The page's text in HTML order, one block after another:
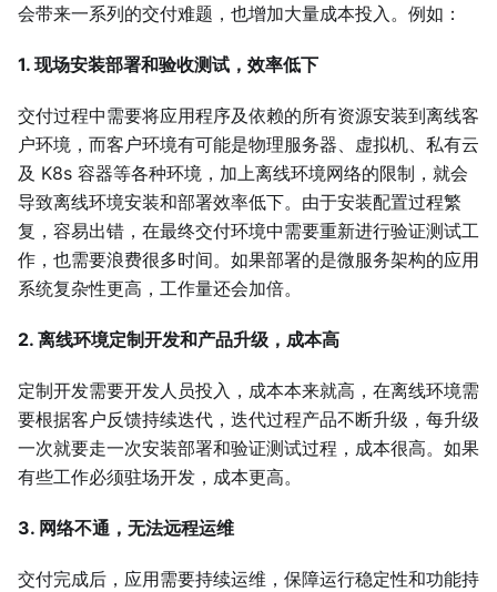
会带来一系列的交付难题，也增加大量成本投入。例如：
1. 现场安装部署和验收测试，效率低下
交付过程中需要将应用程序及依赖的所有资源安装到离线客
户环境，而客户环境有可能是物理服务器、虚拟机、私有云
及 K8s 容器等各种环境，加上离线环境网络的限制，就会
导致离线环境安装和部署效率低下。由于安装配置过程繁
复，容易出错，在最终交付环境中需要重新进行验证测试工
作，也需要浪费很多时间。如果部署的是微服务架构的应用
系统复杂性更高，工作量还会加倍。
2. 离线环境定制开发和产品升级，成本高
定制开发需要开发人员投入，成本本来就高，在离线环境需
要根据客户反馈持续迭代，迭代过程产品不断升级，每升级
一次就要走一次安装部署和验证测试过程，成本很高。如果
有些工作必须驻场开发，成本更高。
3. 网络不通，无法远程运维
交付完成后，应用需要持续运维，保障运行稳定性和功能持